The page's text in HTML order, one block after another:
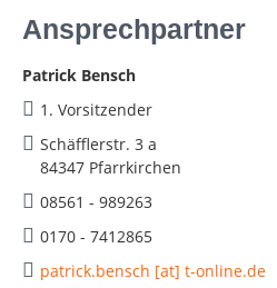
Ansprechpartner
Patrick Bensch
1. Vorsitzender
Schäfflerstr. 3 a
84347 Pfarrkirchen
08561 - 989263
0170 - 7412865
patrick.bensch [at] t-online.de